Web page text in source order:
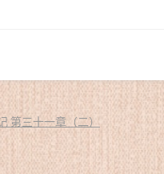
第三十一章（二）